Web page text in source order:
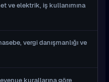
ve elektrik, iş kullanımına
vergi danışmanlığı ve
kurallarına göre